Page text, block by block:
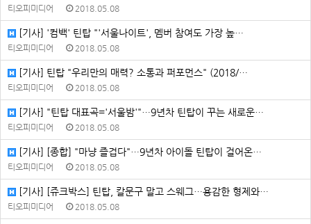
티오피미디어 2018.05.08
[기사] '컴백' 틴탑 "'서울나이트', 멤버 참여도 가장 높…
티오피미디어 2018.05.08
[기사] 틴탑 "우리만의 매력? 소통과 퍼포먼스" (2018/…
티오피미디어 2018.05.08
[기사] "틴탑 대표곡='서울밤'"…9년차 틴탑이 꾸는 새로운…
티오피미디어 2018.05.08
[기사] [종합] "마냥 즐겁다"…9년차 아이돌 틴탑이 걸어온…
티오피미디어 2018.05.08
[기사] [쥬크박스] 틴탑, 칼문구 말고 스웨그…용감한 형제와…
티오피미디어 2018.05.08